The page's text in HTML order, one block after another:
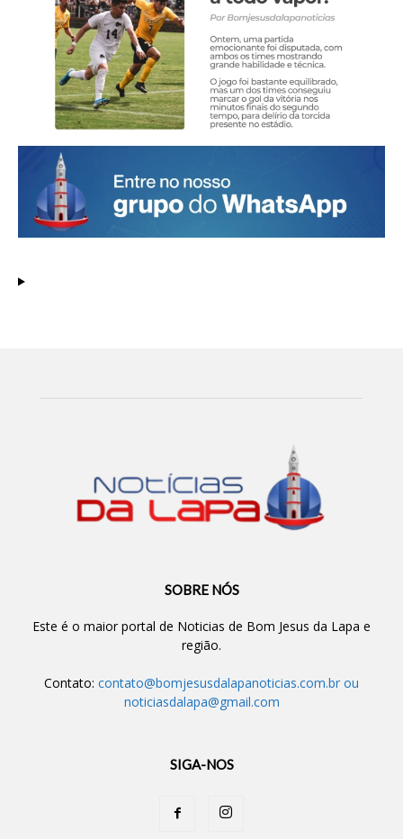
SOBRE NÓS
Este é o maior portal de Noticias de Bom Jesus da Lapa e
região.
Contato: contato@bomjesusdalapanoticias.com.br ou
noticiasdalapa@gmail.com
SIGA-NOS